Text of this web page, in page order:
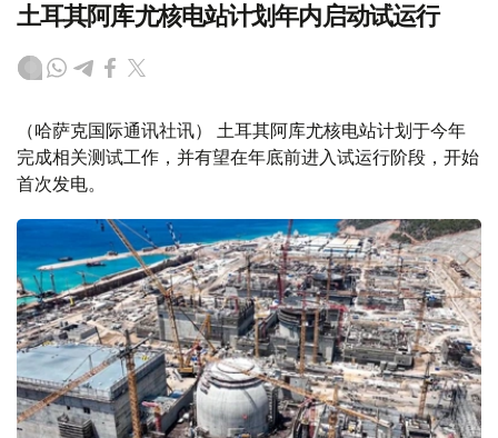
土耳其阿库尤核电站计划年内启动试运行
（哈萨克国际通讯社讯） 土耳其阿库尤核电站计划于今年
完成相关测试工作，并有望在年底前进入试运行阶段，开始
首次发电。